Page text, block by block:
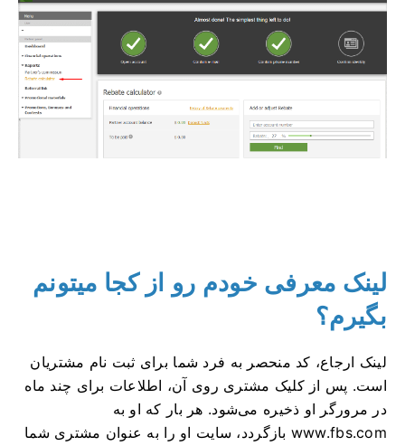
لینک معرفی خودم رو از کجا میتونم
بگیرم؟
لینک ارجاع، کد منحصر به فرد شما برای ثبت نام مشتریان
است. پس از کلیک مشتری روی آن، اطلاعات برای چند ماه
در مرورگر او ذخیره می‌شود. هر بار که او به
www.fbs.com بازگردد، سایت او را به عنوان مشتری شما